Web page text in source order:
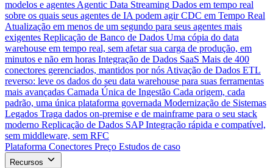
modelos e agentes Agentic Data Streaming Dados em tempo real
sobre os quais seus agentes de IA podem agir CDC em Tempo Real
Atualização em menos de um segundo para seus agentes mais
exigentes Replicação de Banco de Dados Uma cópia do data
warehouse em tempo real, sem afetar sua carga de produção, em
minutos e não em horas Integração de Dados SaaS Mais de 400
conectores gerenciados, mantidos por nós Ativação de Dados ETL
reverso: leve os dados do seu data warehouse para suas ferramentas
mais avançadas Camada Única de Ingestão Cada origem, cada
padrão, uma única plataforma governada Modernização de Sistemas
Legados Traga dados on-premise e de mainframe para o seu stack
moderno Replicação de Dados SAP Integração rápida e compatível,
sem middleware, sem RFC
Plataforma Conectores Preço Estudos de caso
Recursos